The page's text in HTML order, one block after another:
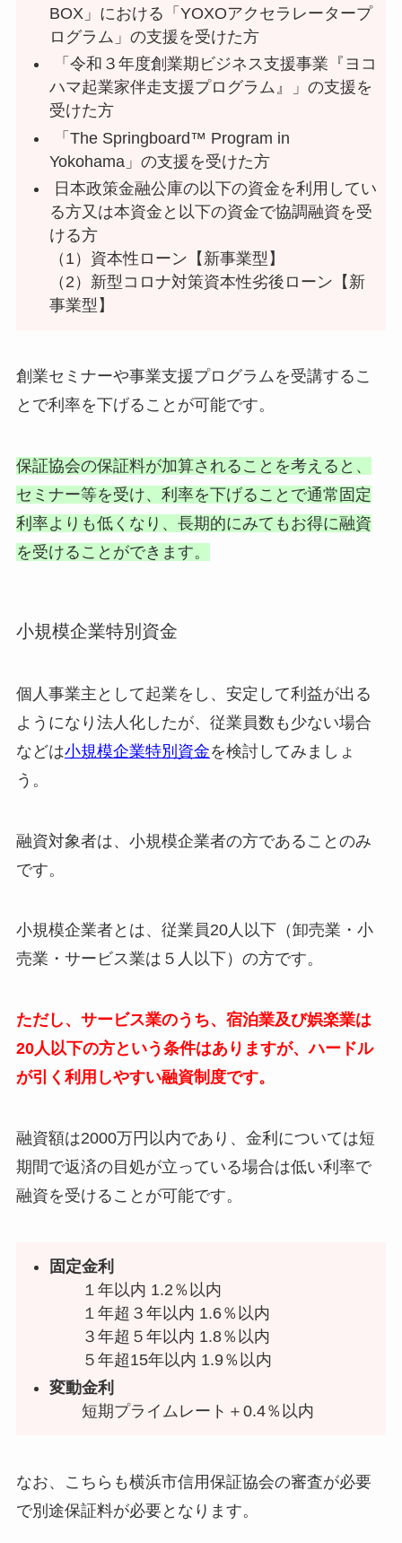
BOX」における「YOXOアクセラレータープ
ログラム」の支援を受けた方
「令和３年度創業期ビジネス支援事業『ヨコ
ハマ起業家伴走支援プログラム』」の支援を
受けた方
「The Springboard™ Program in
Yokohama」の支援を受けた方
日本政策金融公庫の以下の資金を利用してい
る方又は本資金と以下の資金で協調融資を受
ける方
（1）資本性ローン【新事業型】
（2）新型コロナ対策資本性劣後ローン【新
事業型】
創業セミナーや事業支援プログラムを受講するこ
とで利率を下げることが可能です。
保証協会の保証料が加算されることを考えると、
セミナー等を受け、利率を下げることで通常固定
利率よりも低くなり、長期的にみてもお得に融資
を受けることができます。
小規模企業特別資金
個人事業主として起業をし、安定して利益が出る
ようになり法人化したが、従業員数も少ない場合
などは小規模企業特別資金を検討してみましょ
う。
融資対象者は、小規模企業者の方であることのみ
です。
小規模企業者とは、従業員20人以下（卸売業・小
売業・サービス業は５人以下）の方です。
ただし、サービス業のうち、宿泊業及び娯楽業は
20人以下の方という条件はありますが、ハードル
が引く利用しやすい融資制度です。
融資額は2000万円以内であり、金利については短
期間で返済の目処が立っている場合は低い利率で
融資を受けることが可能です。
固定金利
１年以内 1.2％以内
１年超３年以内 1.6％以内
３年超５年以内 1.8％以内
５年超15年以内 1.9％以内
変動金利
短期プライムレート＋0.4％以内
なお、こちらも横浜市信用保証協会の審査が必要
で別途保証料が必要となります。